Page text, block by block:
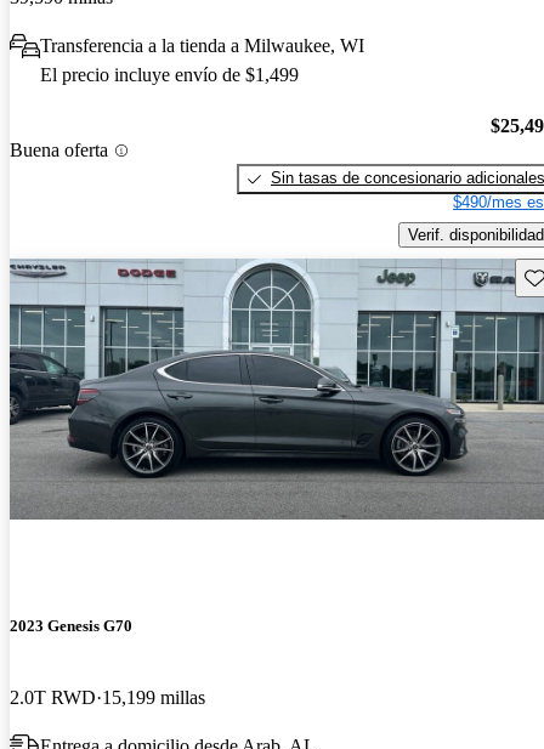
Transferencia a la tienda a Milwaukee, WI
El precio incluye envío de $1,499
Buena oferta
Sin tasas de concesionario adicionales
$490/mes
Verif. disponibilidad
2023 Genesis G70
2.0T RWD 15,199 millas